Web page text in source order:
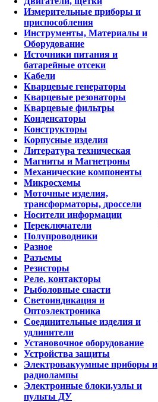
Измерительные приборы и
приспособления
Инструменты, Материалы и
Оборудование
Источники питания и
батарейные отсеки
Кабели
Кварцевые генераторы
Кварцевые резонаторы
Кварцевые фильтры
Конденсаторы
Конструкторы
Корпусные изделия
Литература техническая
Магниты и Магнетроны
Механические компоненты
Микросхемы
Моточные изделия,
трансформаторы, дроссели
Носители информации
Переключатели
Полупроводники
Разное
Разъемы
Резисторы
Реле, контакторы
Рыболовные снасти
Светоиндикация и
Оптоэлектроника
Соединительные изделия и
удлинители
Установочное оборудование
Устройства защиты
Электровакуумные приборы и
радиолампы
Электронные блоки,узлы и
пульты ДУ